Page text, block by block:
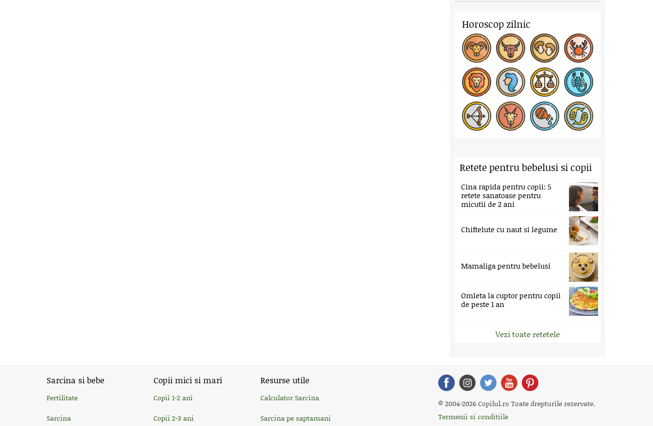
Horoscop zilnic
Retete pentru bebelusi si copii
Cina rapida pentru copii: 5
retete sanatoase pentru
micutii de 2 ani
Chiftelute cu naut si legume
Mamaliga pentru bebelusi
Omleta la cuptor pentru copii
de peste 1 an
Vezi toate retetele
Sarcina si bebe
Fertilitate
Sarcina
Copii mici si mari
Copii 1-2 ani
Copii 2-3 ani
Resurse utile
Calculator Sarcina
Sarcina pe saptamani
© 2004-2026 Copilul.ro Toate drepturile rezervate.
Termenii si conditiile